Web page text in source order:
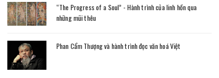
“The Progress of a Soul” - Hành trình của linh hồn qua
những mũi thêu
Phan Cẩm Thượng và hành trình đọc văn hoá Việt